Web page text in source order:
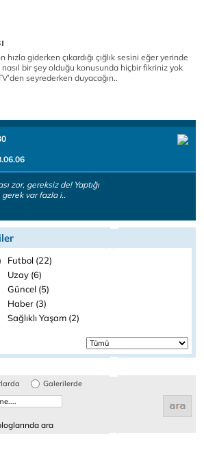
hızla giderken çıkardığı çığlık sesini eğer yerinde
nasıl bir şey olduğu konusunda hiçbir fikriniz yok
seyrederken duyacağın..
zor, gereksiz de! Yaptığı
var fazla i..
Futbol (22)
Uzay (6)
Güncel (5)
Haber (3)
Sağlıklı Yaşam (2)
Galerilerde
ara